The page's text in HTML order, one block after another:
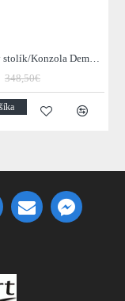
Toaletný stolík/Konzola Demn 21-18 Acacia drevo
348,50€